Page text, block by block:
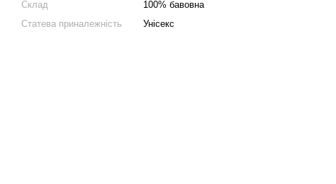
Склад
100% бавовна
Статева приналежність
Унісекс